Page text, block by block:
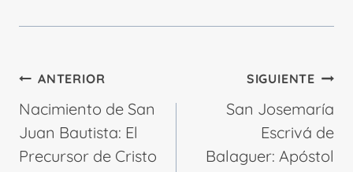
Navegación
de
entradas
ANTERIOR
Nacimiento de San
Juan Bautista: El
Precursor de Cristo
SIGUIENTE
San Josemaría
Escrivá de
Balaguer: Apóstol